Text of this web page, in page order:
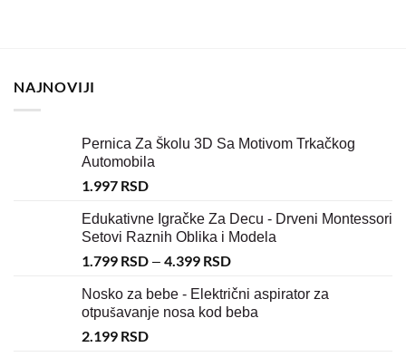
NAJNOVIJI
Pernica Za Školu 3D Sa Motivom Trkačkog
Automobila
1.997 RSD
Edukativne Igračke Za Decu - Drveni Montessori
Setovi Raznih Oblika i Modela
1.799 RSD – 4.399 RSD
Nosko za bebe - Električni aspirator za
otpušavanje nosa kod beba
2.199 RSD